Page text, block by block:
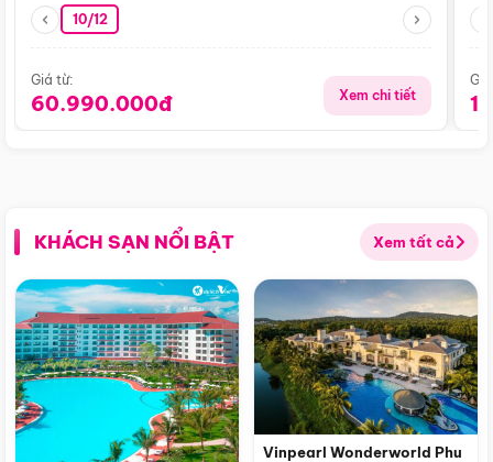
10/12
Giá từ:
60.990.000đ Xem chi tiết
KHÁCH SẠN NỔI BẬT Xem tất cả
Vinpearl Wonderworld Phu